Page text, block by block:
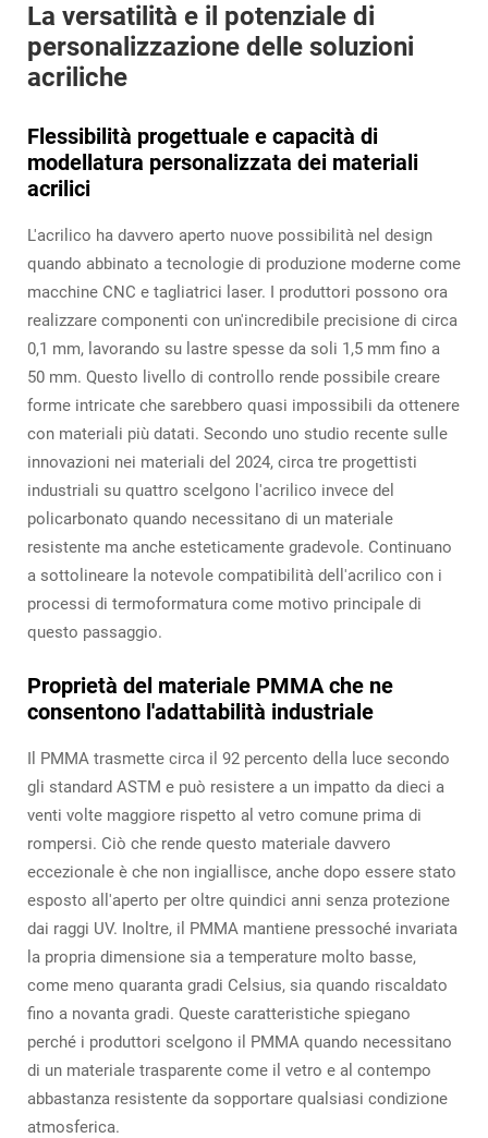
La versatilità e il potenziale di
personalizzazione delle soluzioni
acriliche
Flessibilità progettuale e capacità di
modellatura personalizzata dei materiali
acrilici
L'acrilico ha davvero aperto nuove possibilità nel design
quando abbinato a tecnologie di produzione moderne come
macchine CNC e tagliatrici laser. I produttori possono ora
realizzare componenti con un'incredibile precisione di circa
0,1 mm, lavorando su lastre spesse da soli 1,5 mm fino a
50 mm. Questo livello di controllo rende possibile creare
forme intricate che sarebbero quasi impossibili da ottenere
con materiali più datati. Secondo uno studio recente sulle
innovazioni nei materiali del 2024, circa tre progettisti
industriali su quattro scelgono l'acrilico invece del
policarbonato quando necessitano di un materiale
resistente ma anche esteticamente gradevole. Continuano
a sottolineare la notevole compatibilità dell'acrilico con i
processi di termoformatura come motivo principale di
questo passaggio.
Proprietà del materiale PMMA che ne
consentono l'adattabilità industriale
Il PMMA trasmette circa il 92 percento della luce secondo
gli standard ASTM e può resistere a un impatto da dieci a
venti volte maggiore rispetto al vetro comune prima di
rompersi. Ciò che rende questo materiale davvero
eccezionale è che non ingiallisce, anche dopo essere stato
esposto all'aperto per oltre quindici anni senza protezione
dai raggi UV. Inoltre, il PMMA mantiene pressoché invariata
la propria dimensione sia a temperature molto basse,
come meno quaranta gradi Celsius, sia quando riscaldato
fino a novanta gradi. Queste caratteristiche spiegano
perché i produttori scelgono il PMMA quando necessitano
di un materiale trasparente come il vetro e al contempo
abbastanza resistente da sopportare qualsiasi condizione
atmosferica.